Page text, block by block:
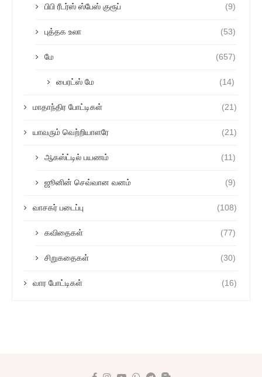
பிபி ரீடர்ஸ் ஸ்பேஸ் குரூப் (9)
புத்தக உலா (53)
மே (657)
பைரட்ஸ் மே (14)
மாதாந்திர போட்டிகள் (21)
யாவரும் வெற்றியாளரே (21)
ஆகஸ்ட்டில் பயணம் (11)
ஜூனின் செவ்வான வனம் (9)
வாசகர் படைப்பு (108)
கவிதைகள் (77)
சிறுகதைகள் (30)
வார போட்டிகள் (16)